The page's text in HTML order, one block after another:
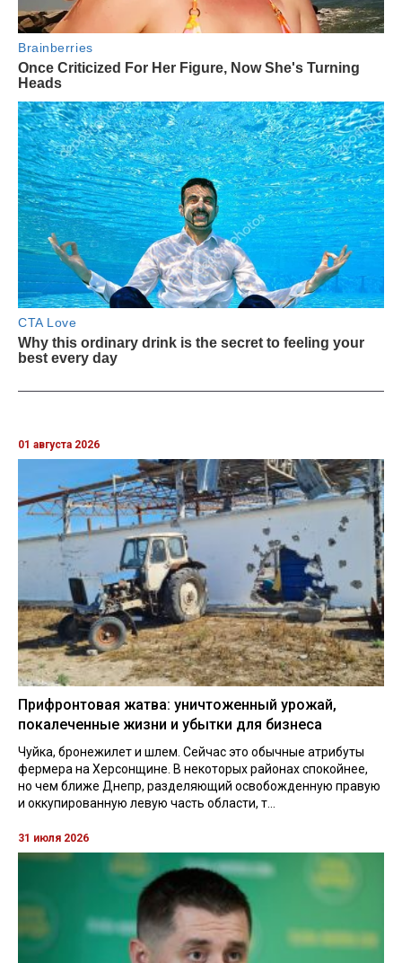
01 августа 2026
Прифронтовая жатва: уничтоженный урожай,
покалеченные жизни и убытки для бизнеса
Чуйка, бронежилет и шлем. Сейчас это обычные атрибуты
фермера на Херсонщине. В некоторых районах спокойнее,
но чем ближе Днепр, разделяющий освобожденную правую
и оккупированную левую часть области, т...
31 июля 2026